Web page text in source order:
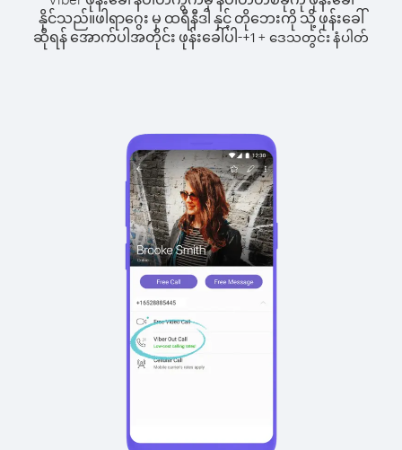
နိုင်သည်။ဖါရာဂွေး မှ ထရီနီဒါ နှင့် တိုဘေးကို သို့ ဖုန်းခေါ်
ဆိုရန် အောက်ပါအတိုင်း ဖုန်းခေါ်ပါ-+1 + ဒေသတွင်း နံပါတ်